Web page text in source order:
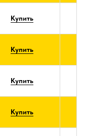
Купить
Купить
Купить
Купить